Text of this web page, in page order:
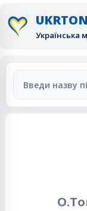
Українська